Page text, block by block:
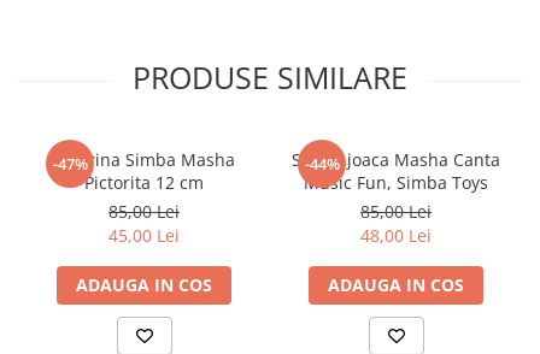
PRODUSE SIMILARE
-47%
Figurina Simba Masha
Pictorita 12 cm
85,00 Lei
45,00 Lei
ADAUGA IN COS
-44%
Set de joaca Masha Canta
Music Fun, Simba Toys
85,00 Lei
48,00 Lei
ADAUGA IN COS